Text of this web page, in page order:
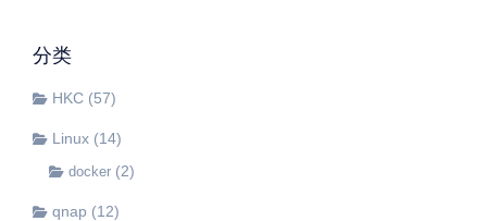
分类
HKC (57)
Linux (14)
docker (2)
qnap (12)